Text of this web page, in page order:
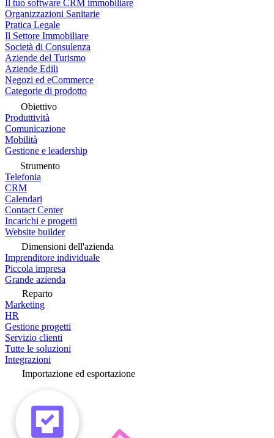
Il tuo software CRM immobiliare
Organizzazioni Sanitarie
Pratica Legale
Il Settore Immobiliare
Società di Consulenza
Aziende del Turismo
Aziende Edili
Negozi ed eCommerce
Categorie di prodotto
Obiettivo
Produttività
Comunicazione
Mobilità
Gestione e leadership
Strumento
Telefonia
CRM
Calendari
Contact Center
Incarichi e progetti
Website builder
Dimensioni dell'azienda
Imprenditore individuale
Piccola impresa
Grande azienda
Reparto
Marketing
HR
Gestione progetti
Servizio clienti
Tutte le soluzioni
Integrazioni
Importazione ed esportazione